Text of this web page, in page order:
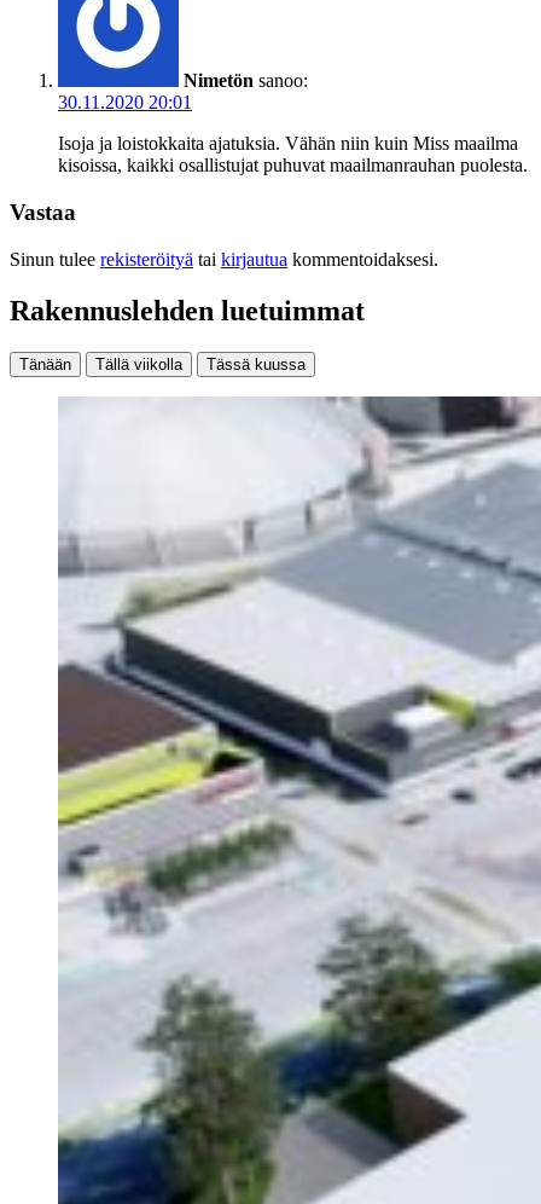
Nimetön sanoo:
30.11.2020 20:01
Isoja ja loistokkaita ajatuksia. Vähän niin kuin Miss maailma
kisoissa, kaikki osallistujat puhuvat maailmanrauhan puolesta.
Vastaa
Sinun tulee rekisteröityä tai kirjautua kommentoidaksesi.
Rakennuslehden luetuimmat
Tänään Tällä viikolla Tässä kuussa